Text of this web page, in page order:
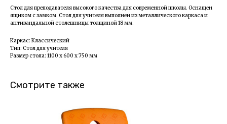
Стол для преподавателя высокого качества для современной школы. Оснащен
ящиком с замком. Стол для учителя выполнен из металлического каркаса и
антивандальной столешницы толщиной 18 мм.
Каркас: Классический
Тип: Стол для учителя
Размер стола: 1100 х 600 х 750 мм
Смотрите также